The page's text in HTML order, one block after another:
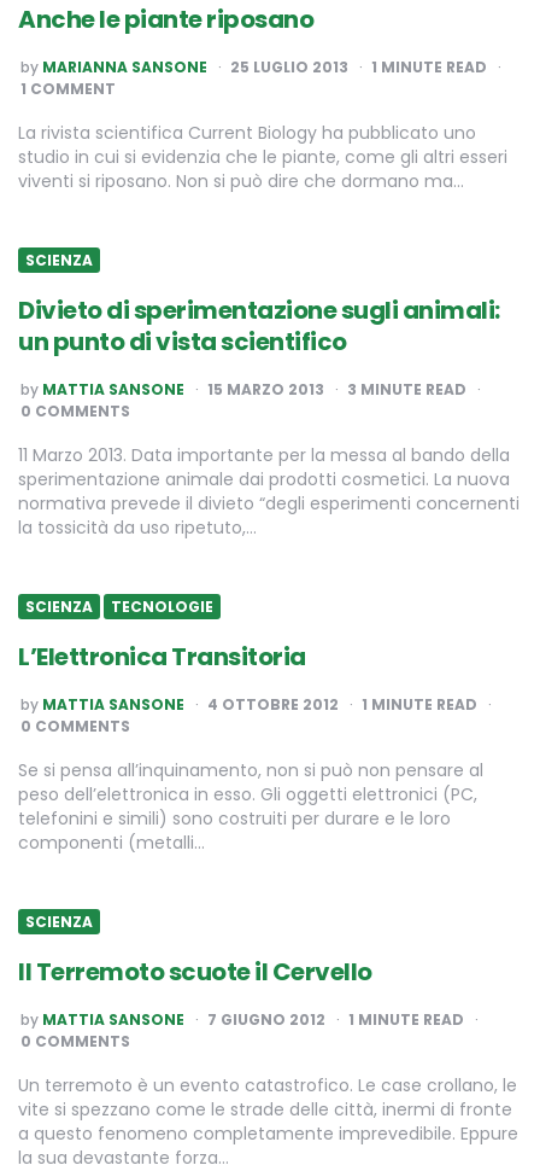
Anche le piante riposano
POSTED
BY
by MARIANNA SANSONE 25 LUGLIO 2013 1 MINUTE READ
1 COMMENT
La rivista scientifica Current Biology ha pubblicato uno
studio in cui si evidenzia che le piante, come gli altri esseri
viventi si riposano. Non si può dire che dormano ma…
SCIENZA
Divieto di sperimentazione sugli animali:
un punto di vista scientifico
POSTED
BY
by MATTIA SANSONE 15 MARZO 2013 3 MINUTE READ
0 COMMENTS
11 Marzo 2013. Data importante per la messa al bando della
sperimentazione animale dai prodotti cosmetici. La nuova
normativa prevede il divieto “degli esperimenti concernenti
la tossicità da uso ripetuto,…
SCIENZA TECNOLOGIE
L’Elettronica Transitoria
POSTED
BY
by MATTIA SANSONE 4 OTTOBRE 2012 1 MINUTE READ
0 COMMENTS
Se si pensa all’inquinamento, non si può non pensare al
peso dell’elettronica in esso. Gli oggetti elettronici (PC,
telefonini e simili) sono costruiti per durare e le loro
componenti (metalli…
SCIENZA
Il Terremoto scuote il Cervello
POSTED
BY
by MATTIA SANSONE 7 GIUGNO 2012 1 MINUTE READ
0 COMMENTS
Un terremoto è un evento catastrofico. Le case crollano, le
vite si spezzano come le strade delle città, inermi di fronte
a questo fenomeno completamente imprevedibile. Eppure
la sua devastante forza…